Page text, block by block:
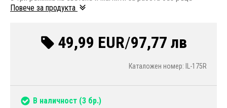
Повече за продукта
49,99 EUR/97,77 лв
Каталожен номер: IL-175R
В наличност (3 бр.)